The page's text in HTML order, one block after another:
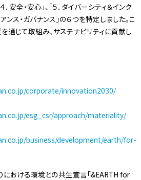
４．安全・安心」、「５．ダイバーシティ＆インク
アンス・ガバナンス」の６つを特定しました。こ
通じて取組み、サステナビリティに貢献し
corporate/innovation2030/
esg_csr/approach/materiality/
business/development/earth/for-
における環境との共生宣言「&EARTH for